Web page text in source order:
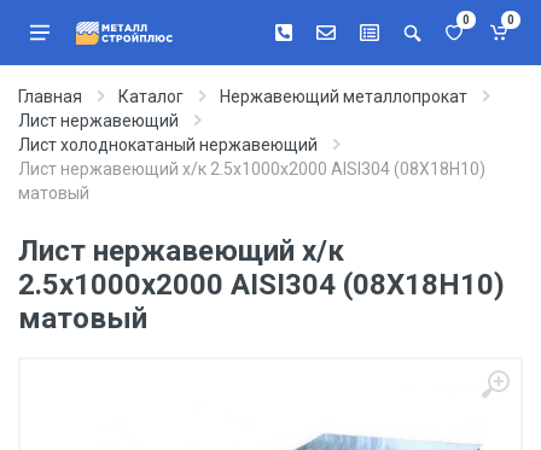
0 0
Главная Каталог
Нержавеющий металлопрокат
Лист нержавеющий
Лист холоднокатаный нержавеющий
Лист нержавеющий х/к 2.5х1000х2000 AISI304 (08Х18Н10)
матовый
Лист нержавеющий х/к
2.5х1000х2000 AISI304 (08Х18Н10)
матовый